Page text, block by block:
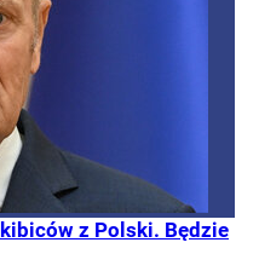
z Polski. Będzie